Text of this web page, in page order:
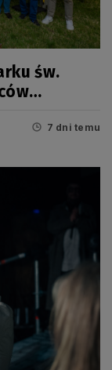
św.
7 dni temu